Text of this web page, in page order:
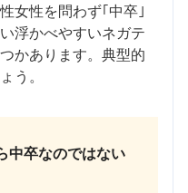
女性を問わず｢中卒｣
浮かべやすいネガテ
かあります。典型的
う。
中卒なのではない